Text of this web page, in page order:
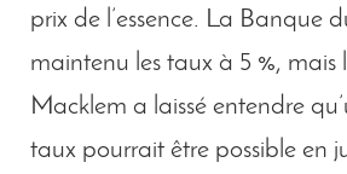
prix de l’essence. La Banque
maintenu les taux à 5 %, mais
Macklem a laissé entendre
taux pourrait être possible en